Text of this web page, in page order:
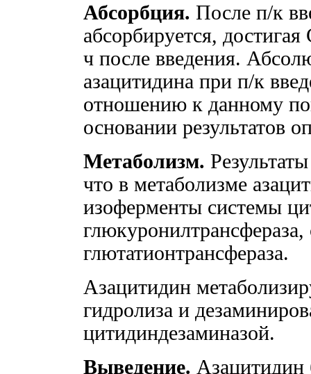
Абсорбция. После п/к
абсорбируется,
ч после введения.
азацитидина при п/к
отношению к данному
основании результатов
Метаболизм.
что в метаболизме
изоферменты системы
глютатионтрансфераза.
Азацитидин
гидролиза и
цитидиндезаминазой.
Выведение. Азацитидин